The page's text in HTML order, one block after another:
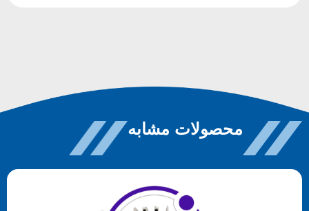
محصولات مشابه